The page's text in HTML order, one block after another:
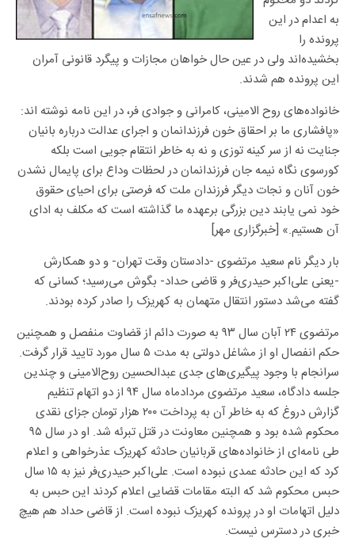
به اعدام در اين
پرونده را
بخشيده‌اند ولی در عین حال خواهان مجازات و پيگرد قانونی آمران
اين پرونده هم شدند.
خانواده‌های روح الامينی، کامرانی و جوادی فر، در اين نامه نوشته اند:
«پافشاری ما بر احقاق خون فرزندانمان و اجرای عدالت درباره بانيان
جنايت نه از سر کينه توزی و نه به خاطر انتقام جويی است بلکه
کورسوی نگاه نيمه جان فرزندانمان در لحظات وداع برای پايمال نشدن
خون آنان و نجات ديگر فرزندان ملت که فرصتی برای احيای حقوق
خود نمی يابند دين بزرگی برعهده ما گذاشته است که مکلف به ادای
آن هستيم.» [خبرگزاری مهر]
بار دیگر نام سعید مرتضوی -دادستان وقت تهران- و دو همکارش
-یعنی علی‌اکبر حیدری‌فر و قاضی حداد- بگوش می‌رسید؛ کسانی که
گفته می‌شد دستور انتقال متهمان به کهریزک را صادر کرده بودند.
مرتضوی ۲۴ آبان سال ۹۳ به صورت دائم از قضاوت منفصل و همچنین
حکم انفصال او از مشاغل دولتی به مدت ۵ سال مورد تایید قرار گرفت.
سرانجام با وجود پیگیری‌های جدی عبدالحسین روح‌الامینی و چندین
جلسه دادگاه، سعید مرتضوی مردادماه سال ۹۴ از دو اتهام تنظیم
گزارش دروغ که به خاطر آن به پرداخت ۲۰۰ هزار تومان جزای نقدی
محکوم شده بود و همچنین معاونت در قتل تبرئه شد. او در سال ۹۵
طی نامه‌ای از خانواده‌های قربانیان حادثه کهریزک عذرخواهی و اعلام
کرد که این حادثه عمدی نبوده ‌است. علی‌اکبر حیدری‌فر نیز به ۱۵ سال
حبس محکوم شد که البته مقامات قضایی اعلام کردند این حبس به
دلیل اتهامات او در پرونده کهریزک نبوده است. از قاضی حداد هم هیچ
خبری در دسترس نیست.